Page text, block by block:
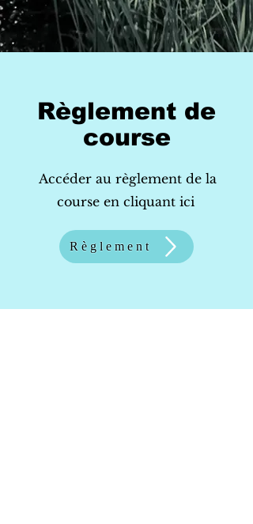
Règlement de
course
Accéder au règlement de la
course en cliquant ici
Règlement